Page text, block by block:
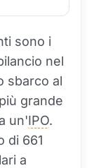
sono i
nel
sbarco al
grande
un'IPO.
di 661
a